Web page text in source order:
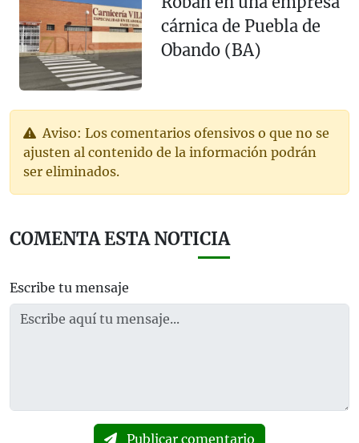
cárnica de Puebla de
Obando (BA)
Aviso: Los comentarios ofensivos o que no se
ajusten al contenido de la información podrán
ser eliminados.
COMENTA ESTA NOTICIA
Escribe tu mensaje
Publicar comentario